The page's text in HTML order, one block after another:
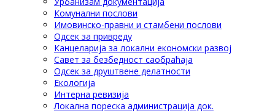
Комунални послови
Имовинско-правни и стамбени послови
Одсек за привреду
Канцеларија за локални економски развој
Савет за безбедност саобраћаја
Одсек за друштвене делатности
Eкологија
Интерна ревизија
Локална пореска администрација док.